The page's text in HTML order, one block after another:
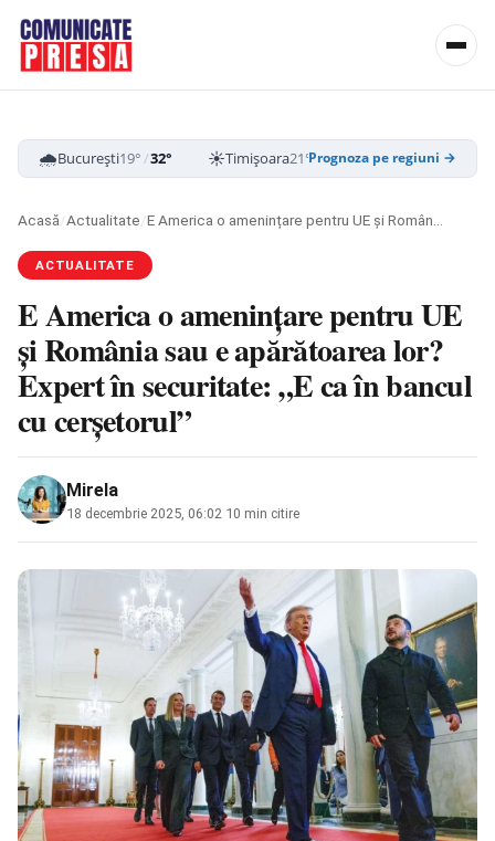
🌧️București19°/32° ☀️Timișoara21°/33° ☁️Cluj-Napoca
Prognoza pe regiuni →
Acasă/Actualitate/
ACTUALITATE
E America o amenințare pentru UE
și România sau e apărătoarea lor?
Expert în securitate: „E ca în bancul
cu cerșetorul”
Mirela
18 decembrie 2025, 06:02 10 min citire